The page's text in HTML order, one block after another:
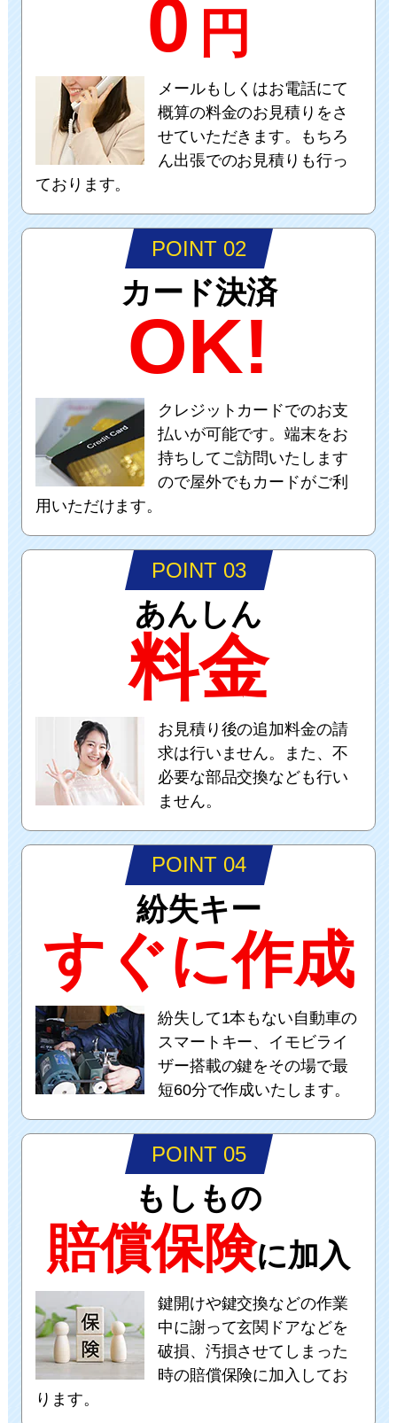
0 円
メールもしくはお電話にて
概算の料金のお見積りをさ
せていただきます。もちろ
ん出張でのお見積りも行っ
ております。
POINT 02
カード決済
OK!
クレジットカードでのお支
払いが可能です。端末をお
持ちしてご訪問いたします
ので屋外でもカードがご利
用いただけます。
POINT 03
あんしん
料金
お見積り後の追加料金の請
求は行いません。また、不
必要な部品交換なども行い
ません。
POINT 04
紛失キー
すぐに作成
紛失して1本もない自動車の
スマートキー、イモビライ
ザー搭載の鍵をその場で最
短60分で作成いたします。
POINT 05
もしもの
賠償保険に加入
鍵開けや鍵交換などの作業
中に謝って玄関ドアなどを
破損、汚損させてしまった
時の賠償保険に加入してお
ります。